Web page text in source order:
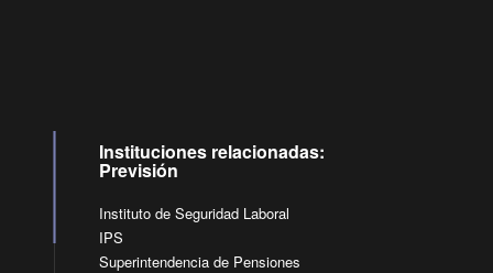
Instituciones relacionadas:
Previsión
Instituto de Seguridad Laboral
IPS
Superintendencia de Pensiones